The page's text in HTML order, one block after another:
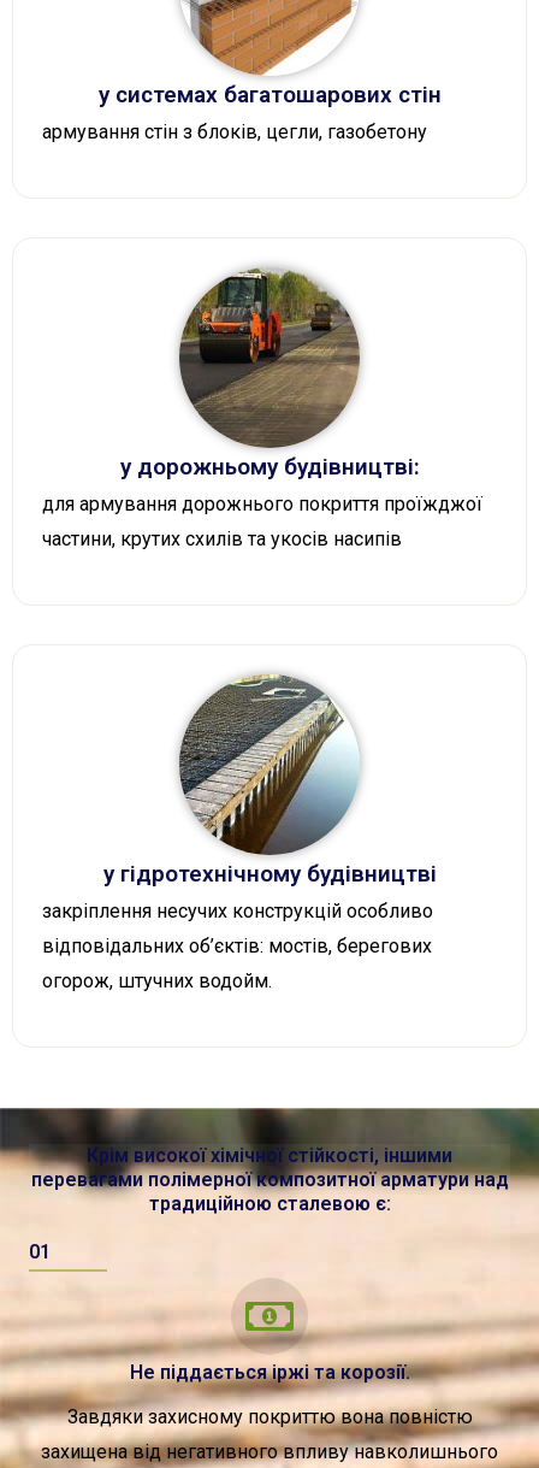
у системах багатошарових стін
армування стін з блоків, цегли, газобетону
у дорожньому будівництві:
для армування дорожнього покриття проїжджої
частини, крутих схилів та укосів насипів
у гідротехнічному будівництві
закріплення несучих конструкцій особливо
відповідальних об’єктів: мостів, берегових
огорож, штучних водойм.
Крім високої хімічної стійкості, іншими
перевагами полімерної композитної арматури над
традиційною сталевою є:
01
Не піддається іржі та корозії.
Завдяки захисному покриттю вона повністю
захищена від негативного впливу навколишнього